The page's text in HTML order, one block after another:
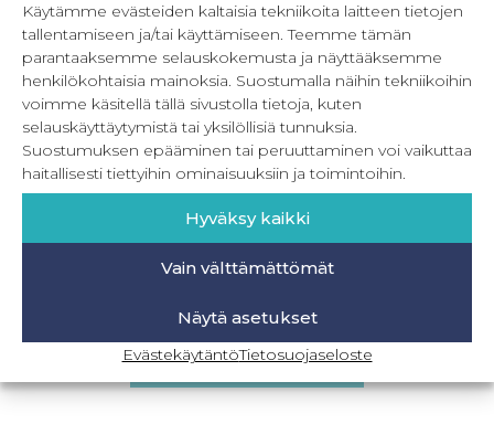
Käytämme evästeiden kaltaisia tekniikoita laitteen tietojen
tallentamiseen ja/tai käyttämiseen. Teemme tämän
parantaaksemme selauskokemusta ja näyttääksemme
henkilökohtaisia mainoksia. Suostumalla näihin tekniikoihin
voimme käsitellä tällä sivustolla tietoja, kuten
selauskäyttäytymistä tai yksilöllisiä tunnuksia.
Suostumuksen epääminen tai peruuttaminen voi vaikuttaa
haitallisesti tiettyihin ominaisuuksiin ja toimintoihin.
Hyväksy kaikki
Vain välttämättömät
Näytä asetukset
EvästekäytäntöTietosuojaseloste
PDF New Moon 32-56
8,90€ – 19,90€ Sis. ALV
Valitse vaihtoehdoista